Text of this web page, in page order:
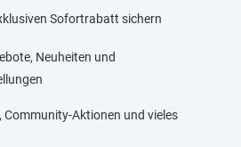
Sofortrabatt sichern
Neuheiten und
Community-Aktionen und vieles